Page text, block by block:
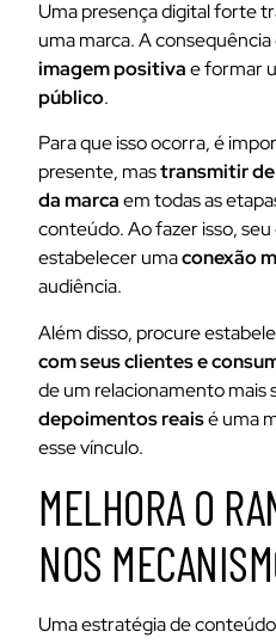
Uma presença digital forte
uma marca. A
imagem positivae formar
público.
Para que isso ocorra, é
presente, mastransmitir
da marcaem todas as
conteúdo. Ao fazer isso,
estabelecer umaconexão
audiência.
Além disso, procure
com seus clientes e
de um relacionamento mais
depoimentos reaisé uma
esse vínculo.
MELHORA O
NOS
Uma estratégia de